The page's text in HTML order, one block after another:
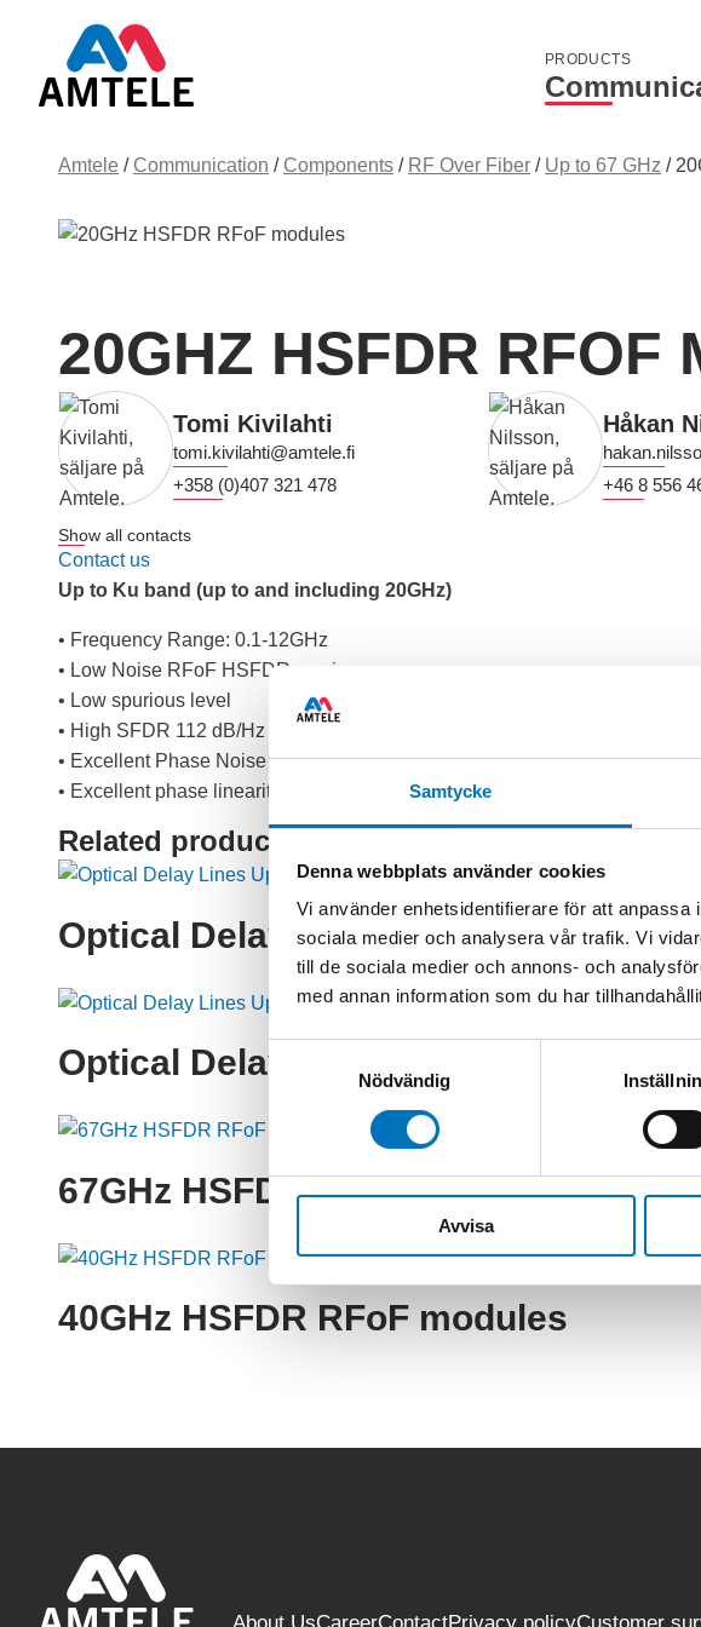
Samtycke
Denna webbplats använder cookies
Vi använder enhetsidentifierare för att
sociala medier och analysera vår trafik. Vi
till de sociala medier och annons- och
med annan information som du har
Samtyckesval
Nödvändig
Avvisa
PRODUCTS
Amtele / Communication / Components / RF Over Fiber / Up to 67 GHz /
20GHZ HSFDR RFOF
Tomi Kivilahti
tomi.kivilahti@amtele.fi
+358 (0)407 321 478
Håkan
+46 8 556
Show all contacts
Contact us
Up to Ku band (up to and including 20GHz)
• Frequency Range: 0.1-12GHz
• Low Noise RFoF HSFDR version
• Low spurious level
• High SFDR 112 dB/Hz
• Excellent Phase Noise
• Excellent phase linearity
Related products
Optical Delay Lines Up to 40GHz
Optical Delay Lines Up to 6GHz
67GHz HSFDR RFoF modules
40GHz HSFDR RFoF modules